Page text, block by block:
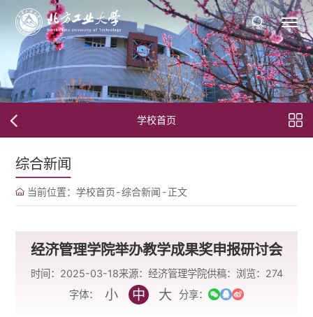
学校首页
综合新闻
当前位置： 学校首页-综合新闻 -正文
经济管理学院举办教学成果奖申报研讨会
时间：2025-03-18来源：经济管理学院供稿： 浏览： 274
字体：
小 中 大 分享：